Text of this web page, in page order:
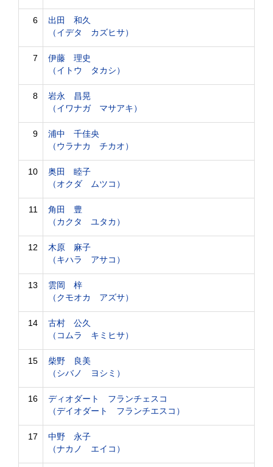
6
出田 和久
（イデタ カズヒサ）
7
伊藤 理史
（イトウ タカシ）
8
岩永 昌晃
（イワナガ マサアキ）
9
浦中 千佳央
（ウラナカ チカオ）
10
奥田 睦子
（オクダ ムツコ）
11
角田 豊
（カクタ ユタカ）
12
木原 麻子
（キハラ アサコ）
13
雲岡 梓
（クモオカ アズサ）
14
古村 公久
（コムラ キミヒサ）
15
柴野 良美
（シバノ ヨシミ）
16
ディオダート フランチェスコ
（デイオダート フランチエスコ）
17
中野 永子
（ナカノ エイコ）